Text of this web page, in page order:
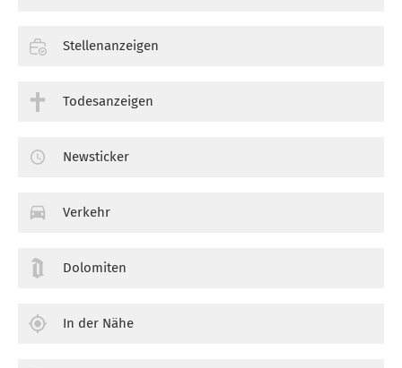
Stellenanzeigen
Todesanzeigen
Newsticker
Verkehr
Dolomiten
In der Nähe